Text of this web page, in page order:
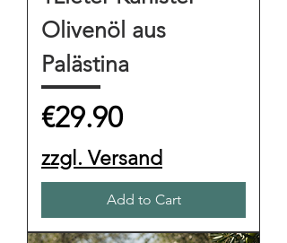
Olivenöl aus
Palästina
Price
€29.90
zzgl. Versand
Add to Cart